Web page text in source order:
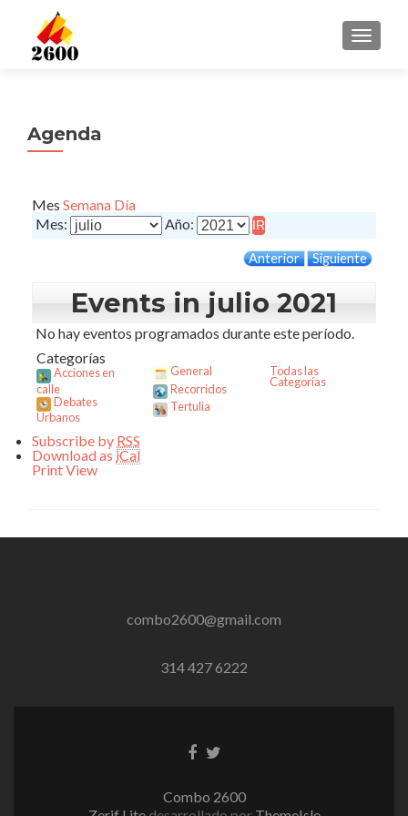
Agenda
Mes Semana Día
Mes:
Año:
Anterior Siguiente
Events in julio 2021
No hay eventos programados durante este período.
Categorías
Acciones en
calle
Debates
Urbanos
General
Recorridos
Tertulia
Todas las
Categorías
Subscribe by RSS
Download as iCal
PrintView
combo2600@gmail.com
314 427 6222
EnlaceEnlace
Combo 2600